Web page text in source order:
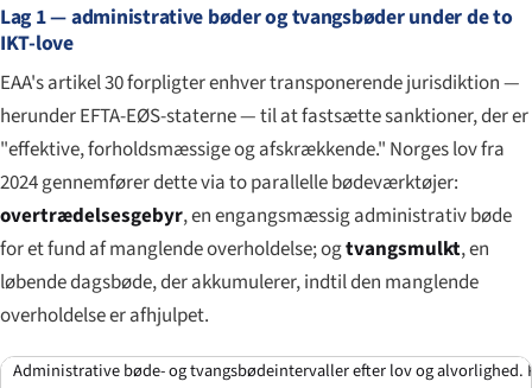
Lag 1 — administrative bøder og tvangsbøder under de to
IKT-love
EAA's artikel 30 forpligter enhver transponerende jurisdiktion —
herunder EFTA-EØS-staterne — til at fastsætte sanktioner, der er
"effektive, forholdsmæssige og afskrækkende." Norges lov fra
2024 gennemfører dette via to parallelle bødeværktøjer:
overtrædelsesgebyr, en engangsmæssig administrativ bøde
for et fund af manglende overholdelse; ogtvangsmulkt, en
løbende dagsbøde, der akkumulerer, indtil den manglende
overholdelse er afhjulpet.
Administrative bøde- og tvangsbødeintervaller efter lov og alvorlighed.